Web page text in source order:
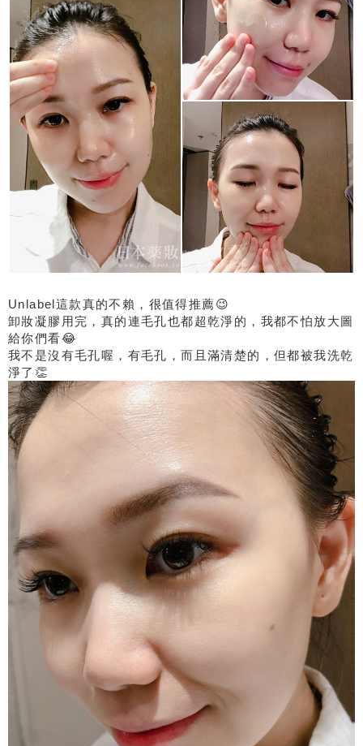
Unlabel這款真的不賴，很值得推薦😉
卸妝凝膠用完，真的連毛孔也都超乾淨的，我都不怕放大圖
給你們看😂
我不是沒有毛孔喔，有毛孔，而且滿清楚的，但都被我洗乾
淨了👏